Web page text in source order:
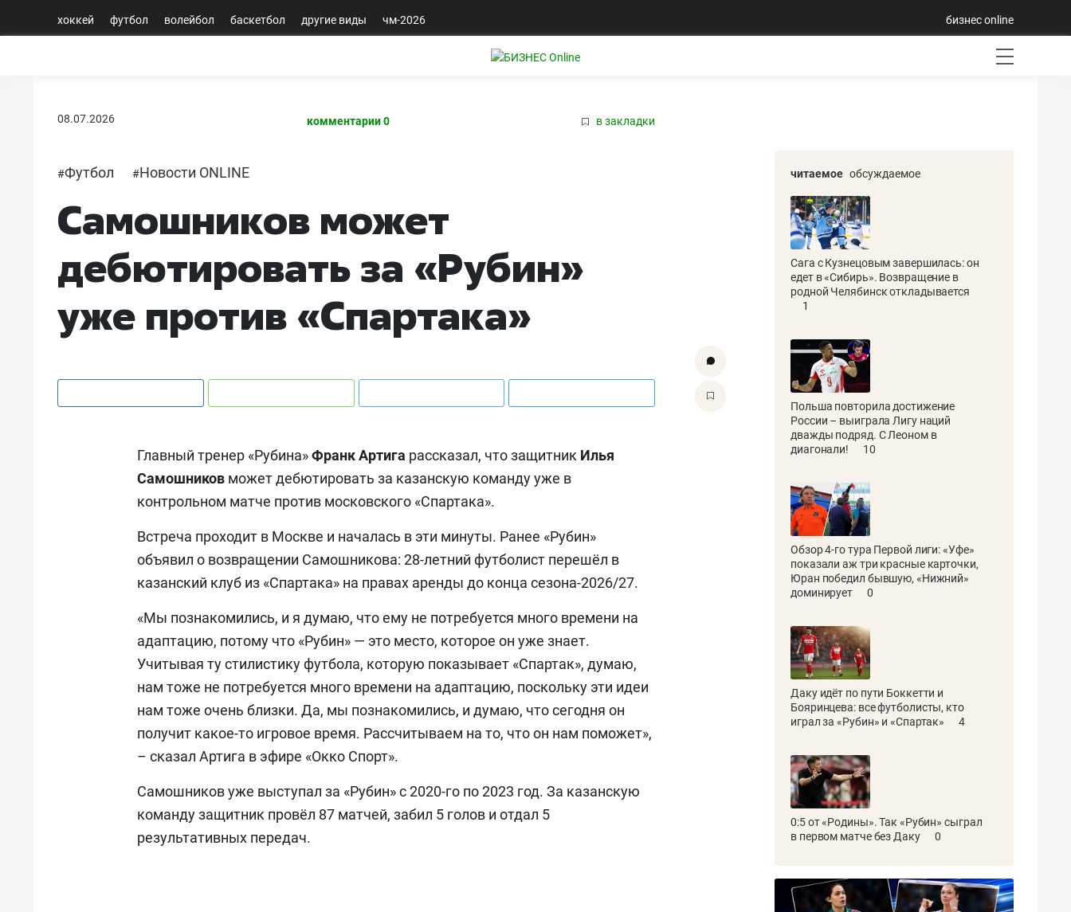
хоккей футбол волейбол баскетбол другие виды чм-2026 бизнес online
08.07.2026 комментарии 0 в закладки
#Футбол #Новости ONLINE
Самошников может
дебютировать за «Рубин»
уже против «Спартака»
Главный тренер «Рубина»Франк Артига рассказал, что защитник Илья
Самошников может дебютировать за казанскую команду уже в
контрольном матче против московского «Спартака».
Встреча проходит в Москве и началась в эти минуты. Ранее «Рубин»
объявил о возвращении Самошникова: 28-летний футболист перешёл в
казанский клуб из «Спартака» на правах аренды до конца сезона-2026/27.
«Мы познакомились, и я думаю, что ему не потребуется много времени на
адаптацию, потому что «Рубин» — это место, которое он уже знает.
Учитывая ту стилистику футбола, которую показывает «Спартак», думаю,
нам тоже не потребуется много времени на адаптацию, поскольку эти идеи
нам тоже очень близки. Да, мы познакомились, и думаю, что сегодня он
получит какое-то игровое время. Рассчитываем на то, что он нам поможет»,
– сказал Артига в эфире «Окко Спорт».
Самошников уже выступал за «Рубин» с 2020-го по 2023 год. За казанскую
команду защитник провёл 87 матчей, забил 5 голов и отдал 5
результативных передач.
читаемое обсуждаемое
Сага с Кузнецовым завершилась: он
едет в «Сибирь». Возвращение в
родной Челябинск откладывается
1
Польша повторила достижение
России – выиграла Лигу наций
дважды подряд. С Леоном в
диагонали!
10
Обзор 4-го тура Первой лиги: «Уфе»
показали аж три красные карточки,
Юран победил бывшую, «Нижний»
доминирует
0
Даку идёт по пути Боккетти и
Бояринцева: все футболисты, кто
играл за «Рубин» и «Спартак»
4
0:5 от «Родины». Так «Рубин» сыграл
в первом матче без Даку
0